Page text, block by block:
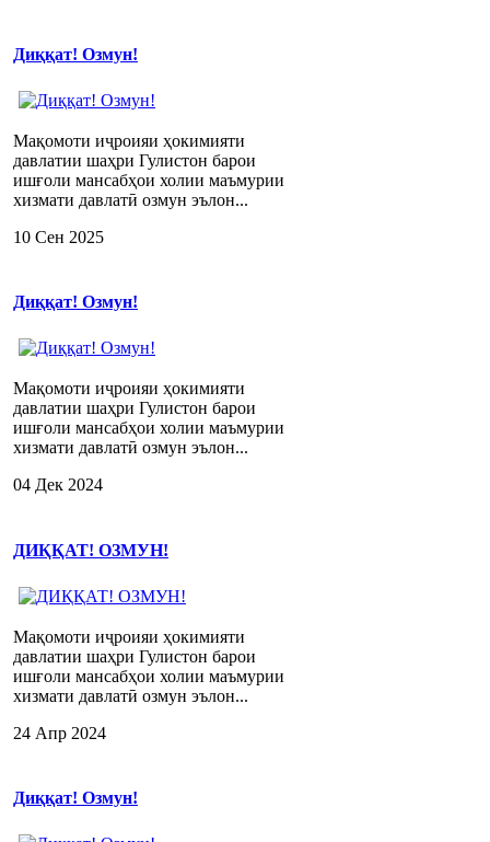
Диққат! Озмун!
Мақомоти иҷроияи ҳокимияти
давлатии шаҳри Гулистон барои
ишғоли мансабҳои холии маъмурии
хизмати давлатӣ озмун эълон...
10 Сен 2025
Диққат! Озмун!
Мақомоти иҷроияи ҳокимияти
давлатии шаҳри Гулистон барои
ишғоли мансабҳои холии маъмурии
хизмати давлатӣ озмун эълон...
04 Дек 2024
ДИҚҚАТ! ОЗМУН!
Мақомоти иҷроияи ҳокимияти
давлатии шаҳри Гулистон барои
ишғоли мансабҳои холии маъмурии
хизмати давлатӣ озмун эълон...
24 Апр 2024
Диққат! Озмун!